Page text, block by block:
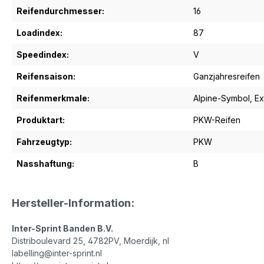
Reifendurchmesser: 16
Loadindex: 87
Speedindex: V
Reifensaison: Ganzjahresreifen
Reifenmerkmale: Alpine-Symbol ,
Produktart: PKW-Reifen
Fahrzeugtyp: PKW
Nasshaftung: B
Hersteller-Information:
Inter-Sprint Banden B.V.
Distriboulevard 25, 4782PV, Moerdijk, nl
labelling@inter-sprint.nl